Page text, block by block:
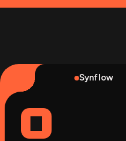
Synflow